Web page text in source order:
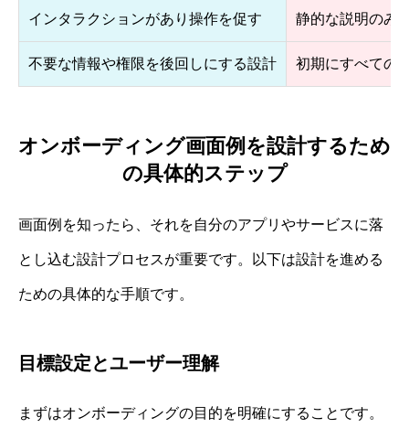
インタラクションがあり操作を促す 静的な説明のみ
不要な情報や権限を後回しにする設計 初期にすべての
オンボーディング画面例を設計するため
の具体的ステップ
画面例を知ったら、それを自分のアプリやサービスに落
とし込む設計プロセスが重要です。以下は設計を進める
ための具体的な手順です。
目標設定とユーザー理解
まずはオンボーディングの目的を明確にすることです。